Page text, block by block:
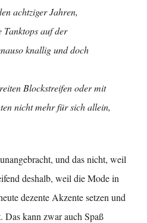
achtziger Jahren,
auf der
knallig und doch
Blockstreifen oder mit
nicht mehr für sich allein,
und das nicht, weil
deshalb, weil die Mode in
dezente Akzente setzen und
Das kann zwar auch Spaß